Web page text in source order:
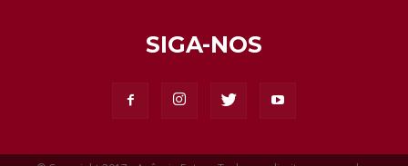
SIGA-NOS